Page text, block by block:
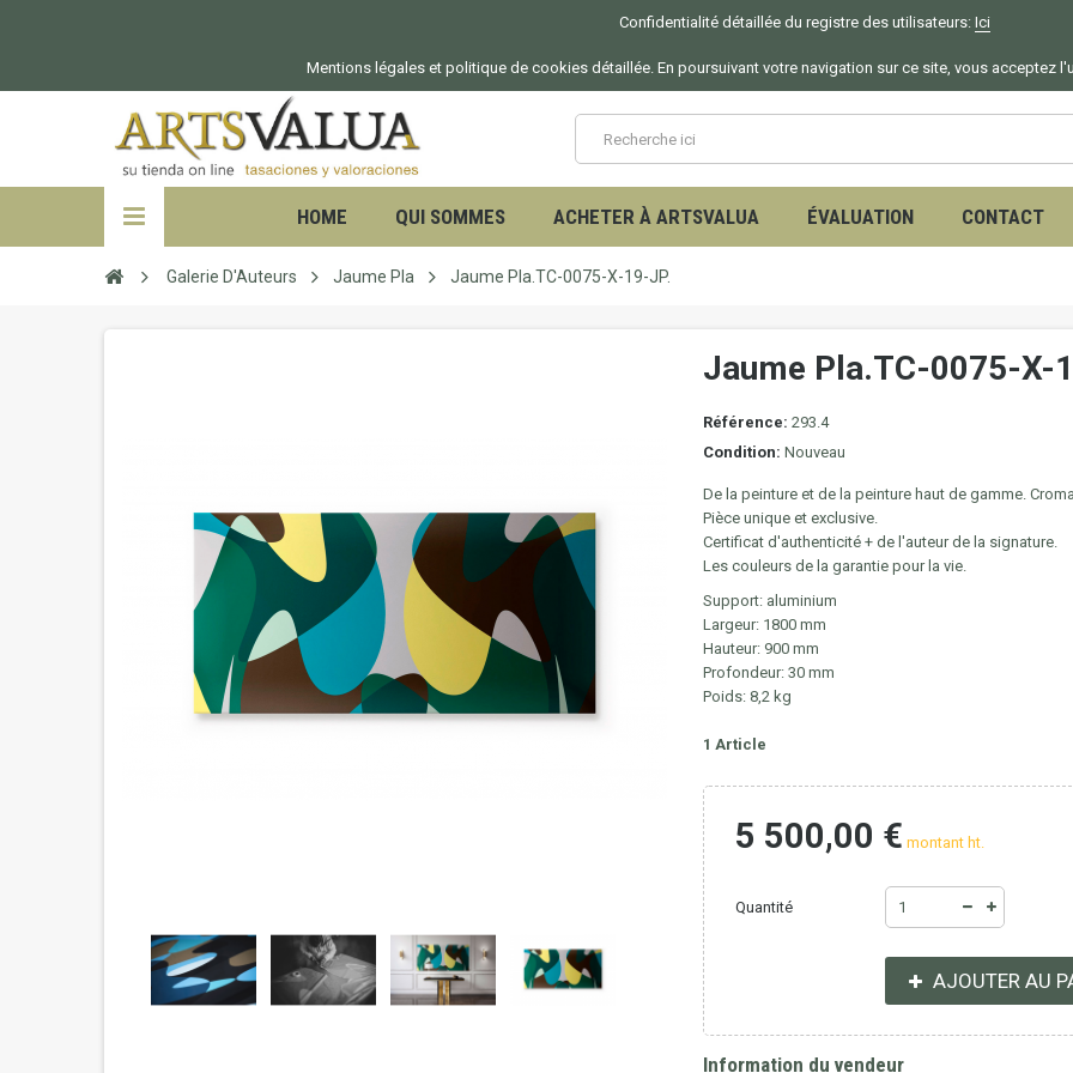
Confidentialité détaillée du registre des utilisateurs: Ici
Mentions légales et politique de cookies détaillée. En poursuivant votre navigation sur ce site, vous acceptez
HOME QUI SOMMES ACHETER À ARTSVALUA ÉVALUATION CONTACT
Galerie D'Auteurs Jaume Pla Jaume Pla.TC-0075-X-19-JP.
Jaume Pla.TC-0075-X-
Référence: 293.4
Condition: Nouveau
De la peinture et de la peinture haut de gamme.
Pièce unique et exclusive.
Certificat d'authenticité + de l'auteur de la signature.
Les couleurs de la garantie pour la vie.
Support: aluminium
Largeur: 1800 mm
Hauteur: 900 mm
Profondeur: 30 mm
Poids: 8,2 kg
1 Article
5 500,00 € montant ht.
Quantité
AJOUTER AU
Information du vendeur